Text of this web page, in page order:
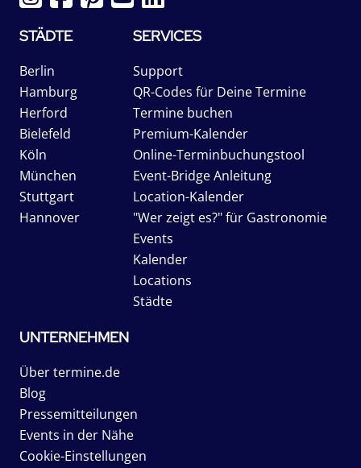
STÄDTE
Berlin
Hamburg
Herford
Bielefeld
Köln
München
Stuttgart
Hannover
SERVICES
Support
QR-Codes für Deine Termine
Termine buchen
Premium-Kalender
Online-Terminbuchungstool
Event-Bridge Anleitung
Location-Kalender
"Wer zeigt es?" für Gastronomie
Events
Kalender
Locations
Städte
UNTERNEHMEN
Über termine.de
Blog
Pressemitteilungen
Events in der Nähe
Cookie-Einstellungen